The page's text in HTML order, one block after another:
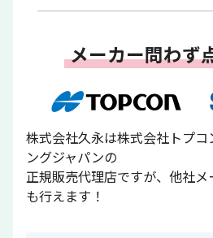
メーカー問わず
株式会社久永は株式会社トプ
ングジャパンの
正規販売代理店ですが、他社
も行えます！
採用情報
応募要項
応
補助金サポート
スマートオフィス
久永
お知らせ アクセスお